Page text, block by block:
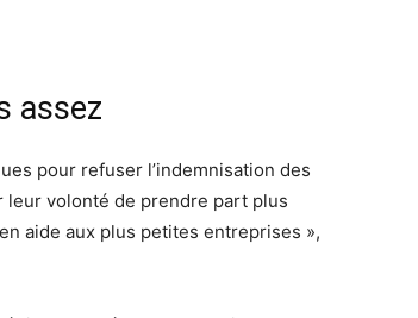
assez
pour refuser l’indemnisation des
leur volonté de prendre part plus
aide aux plus petites entreprises »,